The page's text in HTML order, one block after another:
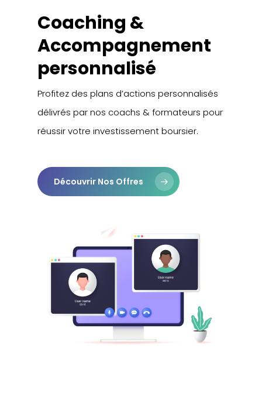
Coaching &
Accompagnement
personnalisé
Profitez des plans d’actions personnalisés
délivrés par nos coachs & formateurs pour
réussir votre investissement boursier.
Découvrir Nos Offres